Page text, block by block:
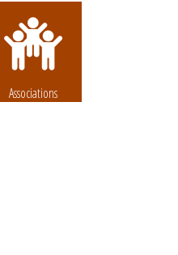
Associations